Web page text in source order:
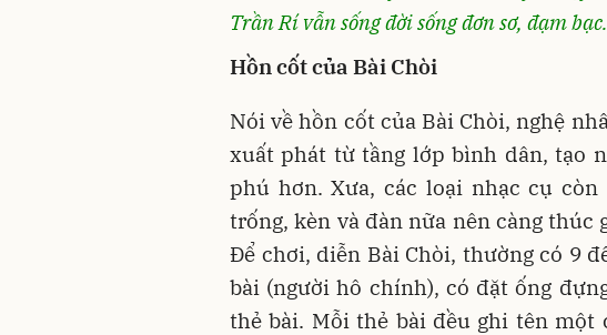
Trần Rí vẫn sống đời sống đơn sơ, đạm bạc.
Hồn cốt của Bài Chòi
Nói về hồn cốt của Bài Chòi, nghệ
xuất phát từ tầng lớp bình dân, tạo
phú hơn. Xưa, các loại nhạc cụ
trống, kèn và đàn nữa nên càng thúc
Để chơi, diễn Bài Chòi, thường có 9
bài (người hô chính), có đặt ống
thẻ bài. Mỗi thẻ bài đều ghi tên một